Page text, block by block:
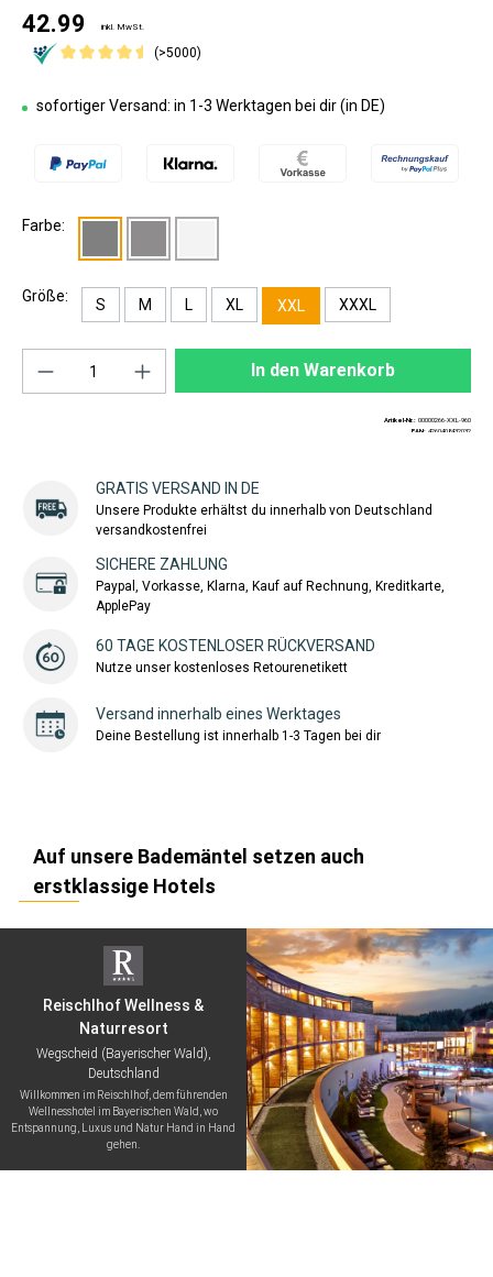
42.99 inkl. MwSt.
(>5000)
sofortiger Versand: in 1-3 Werktagen bei dir (in DE)
Farbe:
Größe: S M L XL XXL XXXL
Produkt Anzahl: Gib den gewünschten
In den Warenkorb
Artikel-Nr.: 00000266-XXL-960
EAN: 4260408432032
GRATIS VERSAND IN DE
Unsere Produkte erhältst du innerhalb von Deutschland
versandkostenfrei
SICHERE ZAHLUNG
Paypal, Vorkasse, Klarna, Kauf auf Rechnung, Kreditkarte,
ApplePay
60 TAGE KOSTENLOSER RÜCKVERSAND
Nutze unser kostenloses Retourenetikett
Versand innerhalb eines Werktages
Deine Bestellung ist innerhalb 1-3 Tagen bei dir
Auf unsere Bademäntel setzen auch
erstklassige Hotels
Reischlhof Wellness &
Naturresort
Wegscheid (Bayerischer Wald),
Deutschland
Willkommen im Reischlhof, dem führenden
Wellnesshotel im Bayerischen Wald, wo
Entspannung, Luxus und Natur Hand in Hand
gehen.